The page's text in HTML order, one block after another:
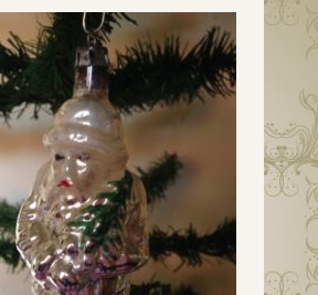
was:
€22,50.
is:
€9,50.